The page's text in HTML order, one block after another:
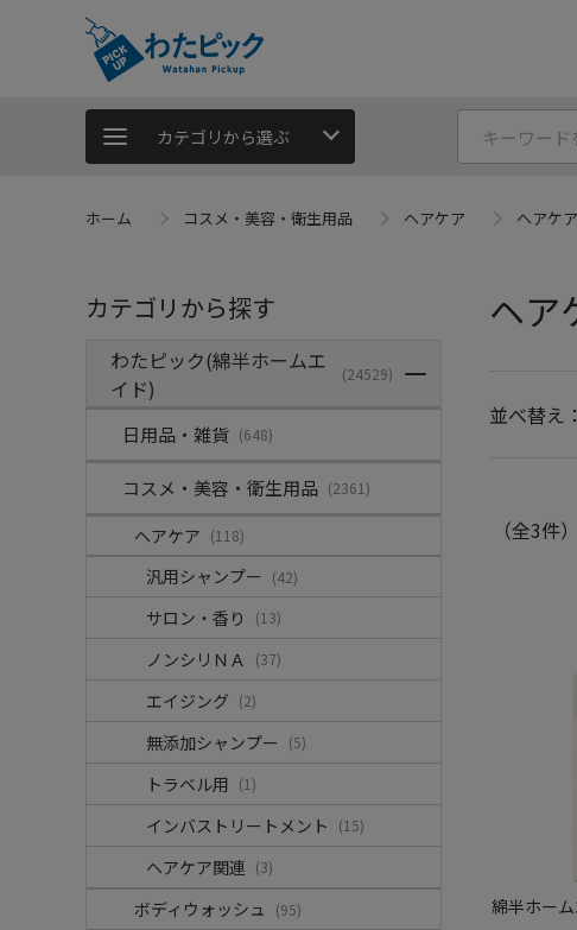
カテゴリから選ぶ
ホーム コスメ・美容・衛生用品 ヘアケア ヘアケ
カテゴリから探す
わたピック(綿半ホームエ
イド)
(24529)
日用品・雑貨 (648)
コスメ・美容・衛生用品 (2361)
ヘアケア (118)
汎用シャンプー (42)
サロン・香り (13)
ノンシリＮＡ (37)
エイジング (2)
無添加シャンプー (5)
トラベル用 (1)
インバストリートメント (15)
ヘアケア関連 (3)
ボディウォッシュ (95)
ヘア
並べ替え：
（全3件）
綿半ホー